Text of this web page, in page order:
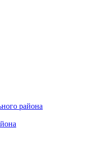
района